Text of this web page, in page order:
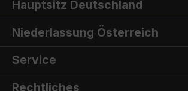
Hauptsitz Deutschland
Niederlassung Österreich
Service
Rechtliches